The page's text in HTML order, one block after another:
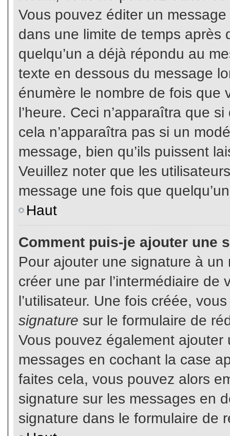
Vous pouvez éditer un
dans une limite de temps après
quelqu’un a déjà répondu au
texte en dessous du message
énumère le nombre de fois que
l’heure. Ceci n’apparaîtra que
cela n’apparaîtra pas si un
message, bien qu’ils puissent
Veuillez noter que les
message une fois que
Haut
Comment puis-je ajouter une
Pour ajouter une signature à un
créer une par l’intermédiaire
l’utilisateur. Une fois créée,
signature sur le formulaire de
Vous pouvez également
messages en cochant la case
faites cela, vous pouvez alors
signature sur les messages en
signature dans le formulaire de